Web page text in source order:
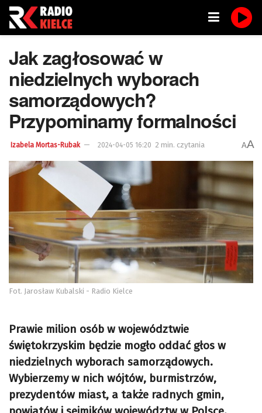
Jak zagłosować w
niedzielnych wyborach
samorządowych?
Przypominamy formalności
Izabela Mortas-Rubak 2024-04-05 16:20 2 min. czytania AA
Fot. Jarosław Kubalski - Radio Kielce
Prawie milion osób w województwie
świętokrzyskim będzie mogło oddać głos w
niedzielnych wyborach samorządowych.
Wybierzemy w nich wójtów, burmistrzów,
prezydentów miast, a także radnych gmin,